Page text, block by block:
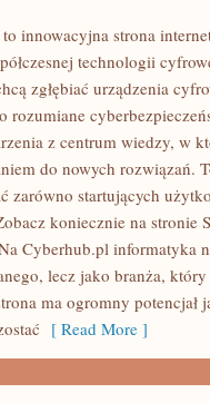
innowacyjna strona
technologii
zgłębiać urządzenia
rozumiane
z centrum wiedzy, w
do nowych rozwiązań.
zarówno startujących
koniecznie na stronie
Cyberhub.pl informatyka
lecz jako branża, który
ma ogromny
[ Read More ]